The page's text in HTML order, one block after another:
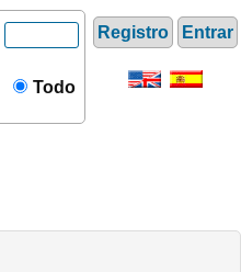
Registro Entrar
Todo